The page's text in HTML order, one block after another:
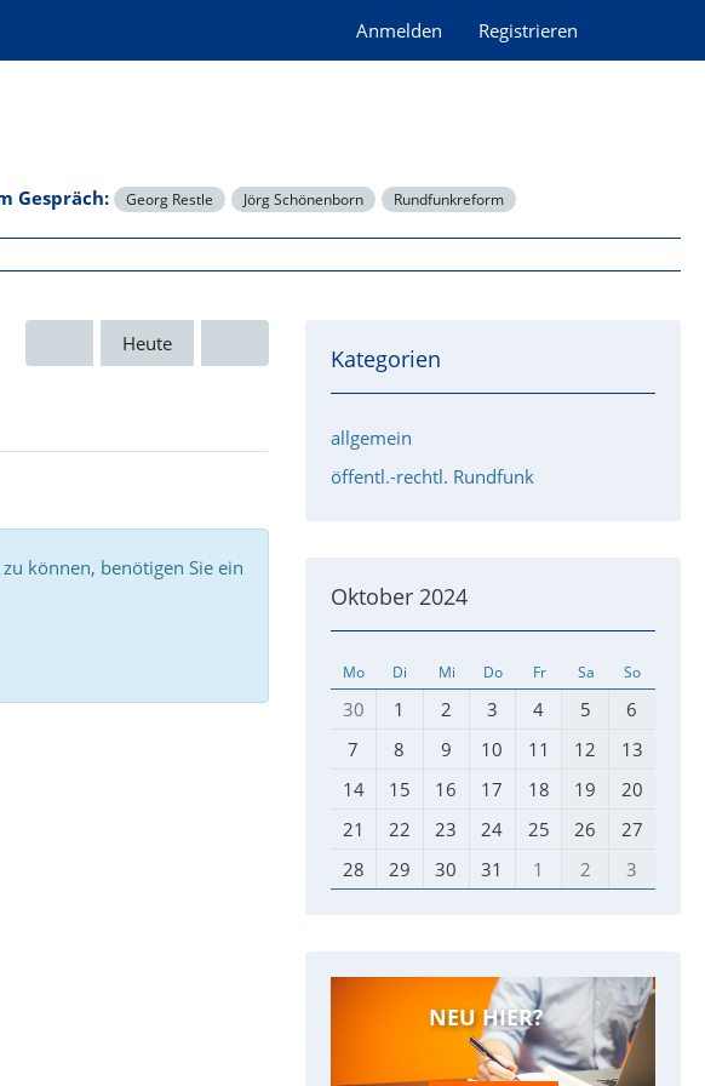
Anmelden Registrieren
Gespräch: Georg Restle Jörg Schönenborn Rundfunkreform
Heute
können, benötigen Sie ein
Kategorien
allgemein
öffentl.-rechtl. Rundfunk
Oktober 2024
Mo Di Mi Do Fr Sa So
30 1 2 3 4 5
6
7
8 9 10 11 12
13
14
15 16 17 18 19
20
21
22 23 24 25 26
27
28
29 30 31 1 2 3
NEU HIER?